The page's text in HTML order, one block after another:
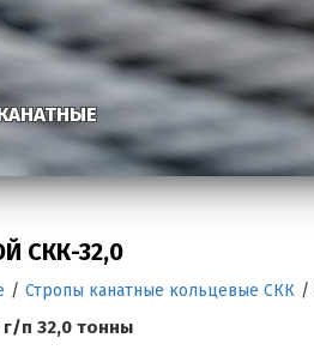
СКК-32,0
/ Стропы канатные кольцевые СКК /
п 32,0 тонны